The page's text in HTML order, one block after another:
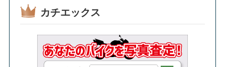
カチエックス